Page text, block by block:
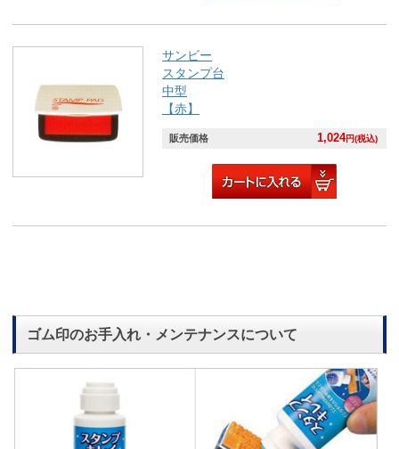
サンビー
スタンプ台
中型
【赤】
販売価格 1,024円(税込)
ゴム印のお手入れ・メンテナンスについて